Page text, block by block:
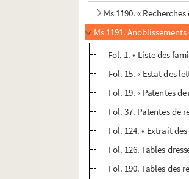
Ms 1190. «
Ms 1191.
Fol. 1. « Liste des
Fol. 15. « Estat des
Fol. 19. « Patentes
Fol. 37. Patentes de
Fol. 124. « Extrait
Fol. 126. Tables
Fol. 190. Tables des